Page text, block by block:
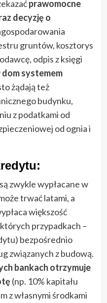
prawomocne
decyzję o
gruntów, kosztorys
odpis z księgi
dom systemem
żądają też
budynku,
z podatkami od
od ognia i
zwykle wypłacane w
trwać latami, a
większość
przypadkach –
bezpośrednio
związanych z budową.
bankach otrzymuje
(np. 10% kapitału
z własnymi środkami